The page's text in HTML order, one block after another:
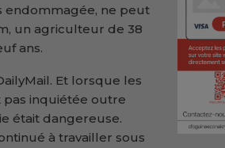
endommagée, ne peut
un agriculteur de 38
ans.
Et lorsque les
pas inquiétée outre
était dangereuse.
à travailler sous